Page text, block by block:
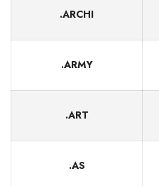
.ARCHI
.ARMY
.ART
.AS